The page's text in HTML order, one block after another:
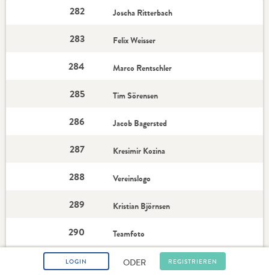
LOGIN ODER REGISTRIEREN
282 Joscha Ritterbach
283 Felix Weisser
284 Marco Rentschler
285 Tim Sörensen
286 Jacob Bagersted
287 Kresimir Kozina
288 Vereinslogo
289 Kristian Björnsen
290 Teamfoto
291 Kai Wandschneider